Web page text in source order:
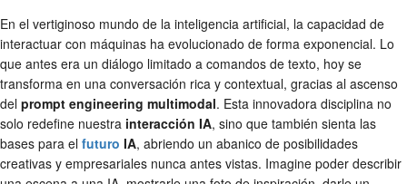
En el vertiginoso mundo de la inteligencia artificial, la capacidad de
interactuar con máquinas ha evolucionado de forma exponencial. Lo
que antes era un diálogo limitado a comandos de texto, hoy se
transforma en una conversación rica y contextual, gracias al ascenso
del prompt engineering multimodal. Esta innovadora disciplina no
solo redefine nuestra interacción IA, sino que también sienta las
bases para el futuro IA, abriendo un abanico de posibilidades
creativas y empresariales nunca antes vistas. Imagine poder describir